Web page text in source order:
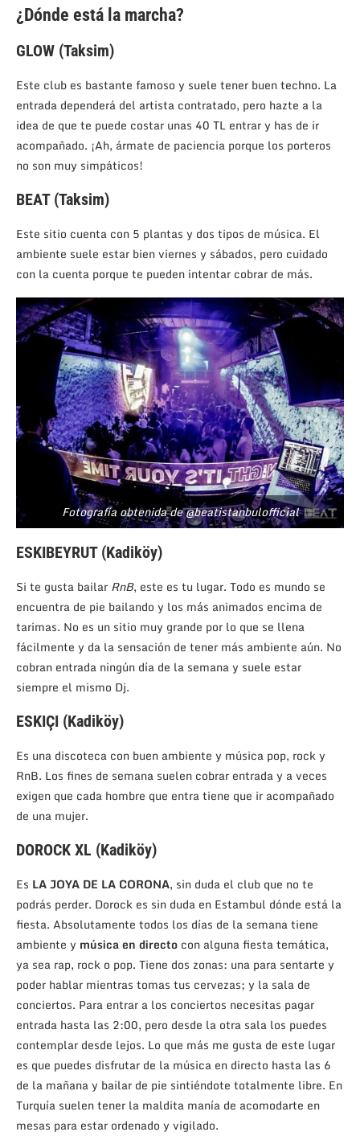
¿Dónde está la marcha?
GLOW (Taksim)
Este club es bastante famoso y suele tener buen techno. La
entrada dependerá del artista contratado, pero hazte a la
idea de que te puede costar unas 40 TL entrar y has de ir
acompañado. ¡Ah, ármate de paciencia porque los porteros
no son muy simpáticos!
BEAT (Taksim)
Este sitio cuenta con 5 plantas y dos tipos de música. El
ambiente suele estar bien viernes y sábados, pero cuidado
con la cuenta porque te pueden intentar cobrar de más.
Fotografía obtenida de @beatistanbulofficial
ESKIBEYRUT (Kadiköy)
Si te gusta bailar RnB, este es tu lugar. Todo es mundo se
encuentra de pie bailando y los más animados encima de
tarimas. No es un sitio muy grande por lo que se llena
fácilmente y da la sensación de tener más ambiente aún. No
cobran entrada ningún día de la semana y suele estar
siempre el mismo Dj.
ESKIÇI (Kadiköy)
Es una discoteca con buen ambiente y música pop, rock y
RnB. Los fines de semana suelen cobrar entrada y a veces
exigen que cada hombre que entra tiene que ir acompañado
de una mujer.
DOROCK XL (Kadiköy)
Es LA JOYA DE LA CORONA, sin duda el club que no te
podrás perder. Dorock es sin duda en Estambul dónde está la
fiesta. Absolutamente todos los días de la semana tiene
ambiente y música en directo con alguna fiesta temática,
ya sea rap, rock o pop. Tiene dos zonas: una para sentarte y
poder hablar mientras tomas tus cervezas; y la sala de
conciertos. Para entrar a los conciertos necesitas pagar
entrada hasta las 2:00, pero desde la otra sala los puedes
contemplar desde lejos. Lo que más me gusta de este lugar
es que puedes disfrutar de la música en directo hasta las 6
de la mañana y bailar de pie sintiéndote totalmente libre. En
Turquía suelen tener la maldita manía de acomodarte en
mesas para estar ordenado y vigilado.